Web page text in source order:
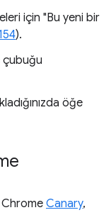
için "Bu yeni bir
).
çubuğu
öğe
Chrome Canary,